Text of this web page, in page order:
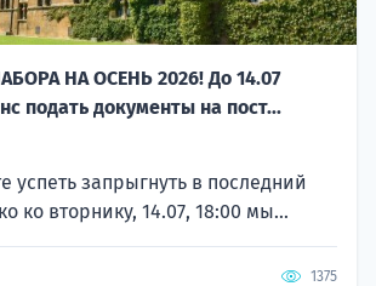
НА ОСЕНЬ 2026! До 14.07
подать документы на пост...
успеть запрыгнуть в последний
ко вторнику, 14.07, 18:00 мы...
1375